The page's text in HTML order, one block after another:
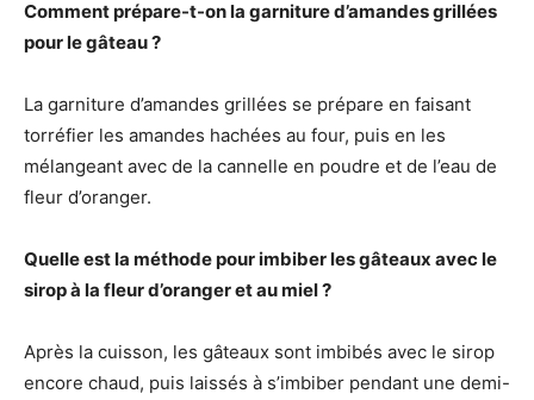
Comment prépare-t-on la garniture d’amandes grillées
pour le gâteau ?
La garniture d’amandes grillées se prépare en faisant
torréfier les amandes hachées au four, puis en les
mélangeant avec de la cannelle en poudre et de l’eau de
fleur d’oranger.
Quelle est la méthode pour imbiber les gâteaux avec le
sirop à la fleur d’oranger et au miel ?
Après la cuisson, les gâteaux sont imbibés avec le sirop
encore chaud, puis laissés à s’imbiber pendant une demi-